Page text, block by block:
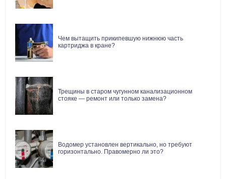
Чем вытащить прикипевшую нижнюю часть
картриджа в кране?
Трещины в старом чугунном канализационном
стояке — ремонт или только замена?
Водомер установлен вертикально, но требуют
горизонтально. Правомерно ли это?